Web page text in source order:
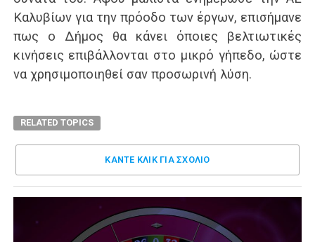
Καλυβίων για την πρόοδο των έργων, επισήμανε
πως ο Δήμος θα κάνει όποιες βελτιωτικές
κινήσεις επιβάλλονται στο μικρό γήπεδο, ώστε
να χρησιμοποιηθεί σαν προσωρινή λύση.
RELATED TOPICS
ΚΑΝΤΕ ΚΛΊΚ ΓΙΑ ΣΧΌΛΙΟ